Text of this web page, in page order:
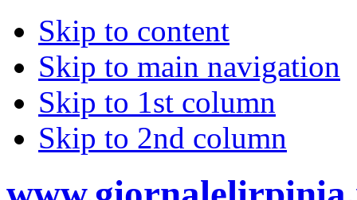
Skip to content
Skip to main navigation
Skip to 1st column
Skip to 2nd column